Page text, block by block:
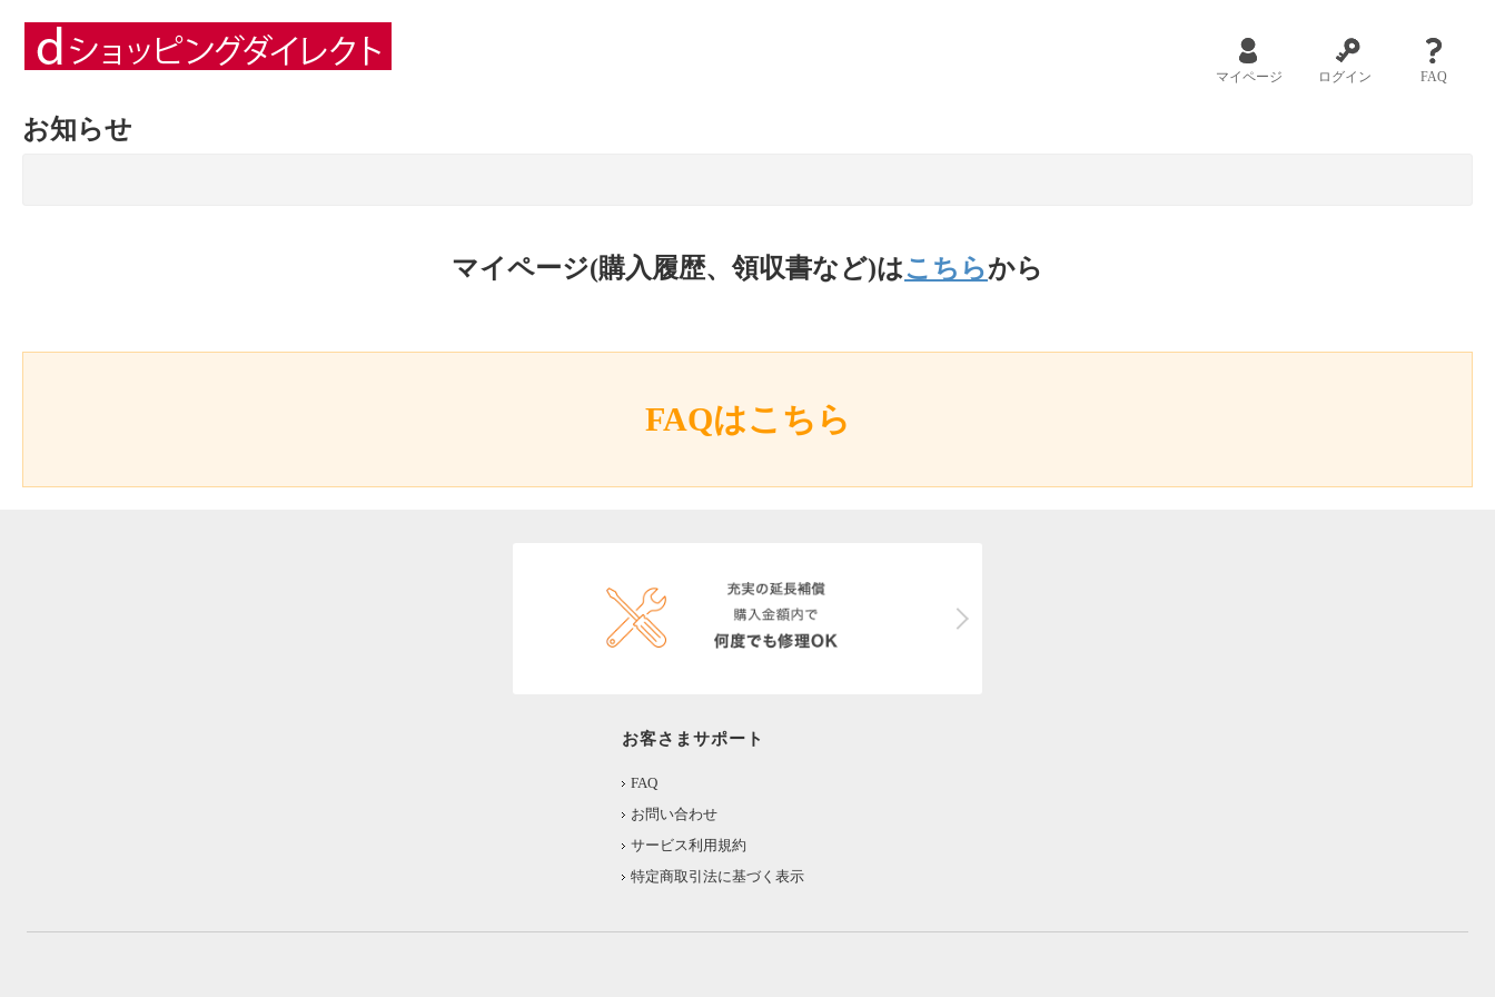
マイページ ログイン FAQ
お知らせ
マイページ(購入履歴、領収書など)はこちらから
FAQはこちら
お客さまサポート
FAQ
お問い合わせ
サービス利用規約
特定商取引法に基づく表示